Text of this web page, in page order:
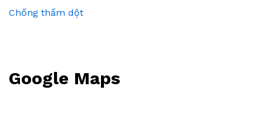
Chống thấm dột
Google Maps